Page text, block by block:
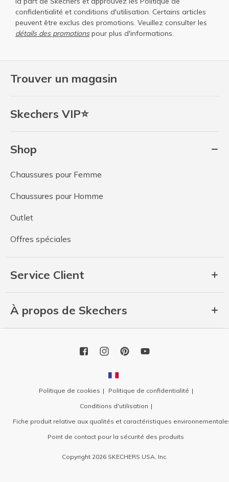
Trouver un magasin
Skechers VIP⭐
Shop
Chaussures pour Femme
Chaussures pour Homme
Outlet
Offres spéciales
Service Client
À propos de Skechers
confidentialité et conditions d'utilisation. Certains articles
peuvent être exclus des promotions. Veuillez consulter les
détails des promotionspour plus d'informations.
Politique de cookies
Politique de confidentialité
Conditions d'utilisation
Fiche produit relative aux qualités et caractéristiques
Point de contact pour la sécurité des produits
Copyright 2026 SKECHERS USA, Inc.